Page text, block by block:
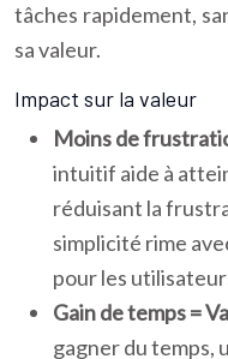
tâches rapidement,
sa valeur.
Impact sur la valeur
Moins de
intuitif aide à
réduisant la
simplicité rime
pour les
Gain de temps =
gagner du temps,